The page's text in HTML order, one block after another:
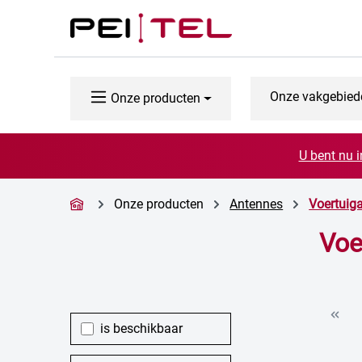
de hoofdinhoud
Ga naar de zoekopdracht
Ga naar de hoofdnavigatie
Onze producten Onze
U bent nu
Onze producten Antennes
is beschikbaar